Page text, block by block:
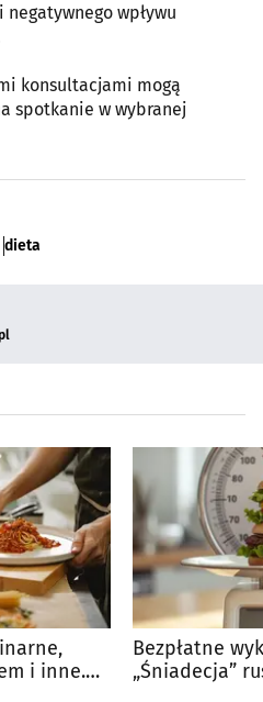
wpływu
konsultacjami mogą
spotkanie w wybranej
dieta
i inne.
Bezpłatne
„Śniadecja”